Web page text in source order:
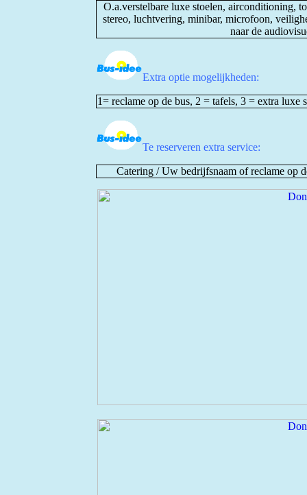
O.a.verstelbare luxe stoelen, airconditioning,
stereo, luchtvering, minibar, microfoon,
naar de
Extra optie mogelijkheden:
1= reclame op de bus, 2 = tafels, 3 = extra luxe
Te reserveren extra service:
Catering / Uw bedrijfsnaam of reclame op